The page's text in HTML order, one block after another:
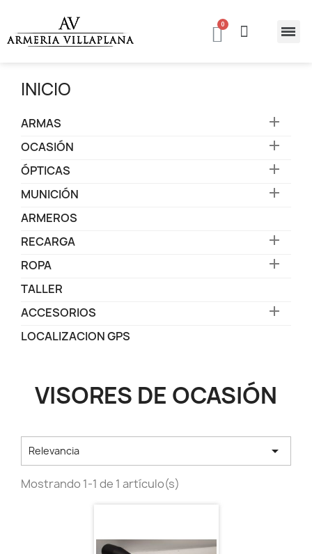
INICIO
ARMAS 
OCASIÓN 
ÓPTICAS 
MUNICIÓN 
ARMEROS
RECARGA

ROPA 
TALLER
ACCESORIOS

LOCALIZACION GPS
VISORES DE OCASIÓN
Relevancia 
Mostrando 1-1 de 1 artículo(s)